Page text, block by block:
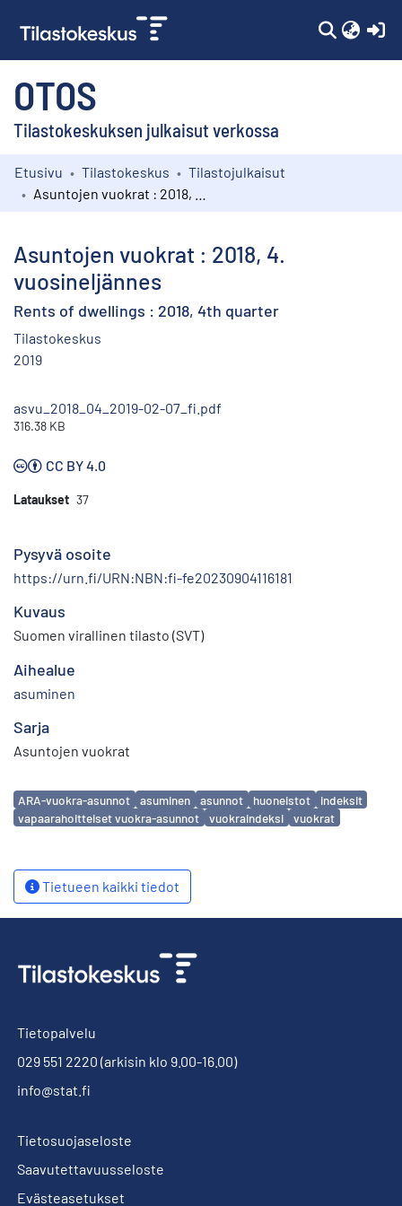
OTOS
Tilastokeskuksen julkaisut verkossa
Kokoelmat
Etusivu Tilastokeskus
Tilastojulkaisut
Asuntojen vuokrat : 2018, 4.
vuosineljännes
Rents of dwellings : 2018, 4th quarter
Tilastokeskus
2019
asvu_2018_04_2019-02-07_fi.pdf
316.38 KB
CC BY 4.0
Lataukset 37
Pysyvä osoite
https://urn.fi/URN:NBN:fi-fe20230904116181
Kuvaus
Suomen virallinen tilasto (SVT)
Aihealue
asuminen
Sarja
Asuntojen vuokrat
Avainsanat
ARA-vuokra-asunnot asuminen asunnot huoneistot
indeksit
vapaarahoitteiset vuokra-asunnot
vuokraindeksi vuokrat
Tietueen kaikki tiedot
Tietopalvelu
029 551 2220 (arkisin klo 9.00-16.00)
info@stat.fi
Tietosuojaseloste
Saavutettavuusseloste
Evästeasetukset